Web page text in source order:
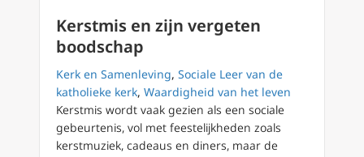
Kerstmis en zijn vergeten
boodschap
Kerk en Samenleving, Sociale Leer van de
katholieke kerk, Waardigheid van het leven
Kerstmis wordt vaak gezien als een sociale
gebeurtenis, vol met feestelijkheden zoals
kerstmuziek, cadeaus en diners, maar de